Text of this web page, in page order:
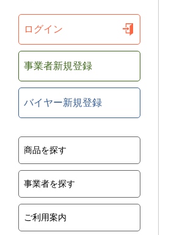
ログイン
事業者新規登録
バイヤー新規登録
商品を探す
事業者を探す
ご利用案内